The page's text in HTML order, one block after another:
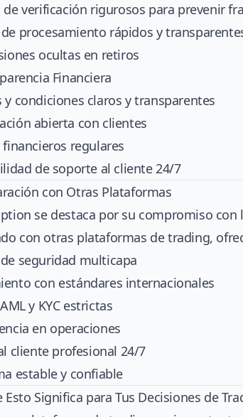
de verificación rigurosos para prevenir
procesamiento rápidos y
ocultas en retiros
Financiera
y condiciones claros y transparentes
abierta con clientes
financieros regulares
de soporte al cliente 24/7
con Otras Plataformas
se destaca por su compromiso
con otras plataformas de trading,
seguridad multicapa
con estándares internacionales
y KYC estrictas
en operaciones
cliente profesional 24/7
estable y confiable
Esto Significa para Tus Decisiones de